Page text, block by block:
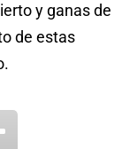
y ganas de
de estas